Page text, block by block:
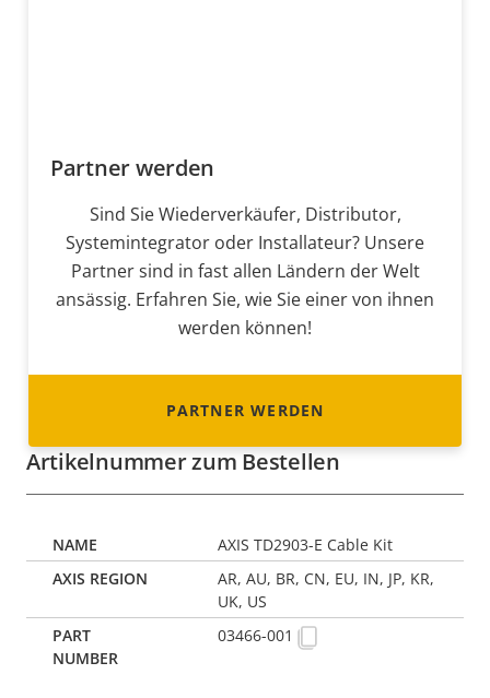
Partner werden
Sind Sie Wiederverkäufer, Distributor,
Systemintegrator oder Installateur? Unsere
Partner sind in fast allen Ländern der Welt
ansässig. Erfahren Sie, wie Sie einer von ihnen
werden können!
PARTNER WERDEN
Artikelnummer zum Bestellen
AXIS TD2903-E Cable Kit
AR, AU, BR, CN, EU, IN, JP, KR,
UK, US
03466-001